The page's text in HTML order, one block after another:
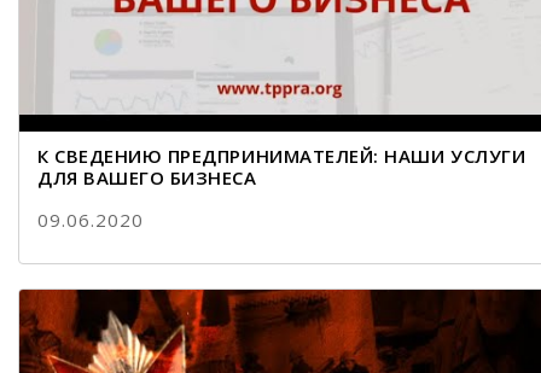
К СВЕДЕНИЮ ПРЕДПРИНИМАТЕЛЕЙ: НАШИ УСЛУГИ
ДЛЯ ВАШЕГО БИЗНЕСА
09.06.2020